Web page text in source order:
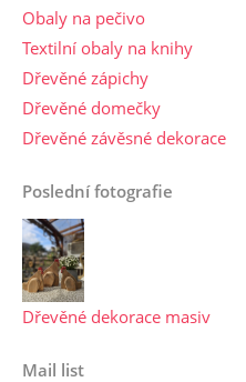
Obaly na pečivo
Textilní obaly na knihy
Dřevěné zápichy
Dřevěné domečky
Dřevěné závěsné dekorace
Poslední fotografie
Dřevěné dekorace masiv
Mail list